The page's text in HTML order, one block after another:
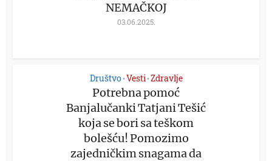
NEMAČKOJ
03.06.2025.
Društvo •Vesti •Zdravlje
Potrebna pomoć
Banjalučanki Tatjani Tešić
koja se bori sa teškom
bolešću! Pomozimo
zajedničkim snagama da